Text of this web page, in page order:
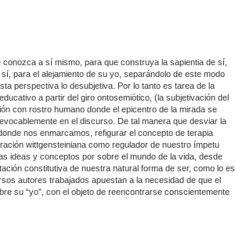
a sí mismo, para que construya la sapientia de sí,
para el alejamiento de su yo, separándolo de este modo
perspectiva lo desubjetiva. Por lo tanto es tarea de la
a partir del giro ontosemiótico, (la subjetivación del
con rostro humano donde el epicentro de la mirada se
en el discurso. De tal manera que desviar la
nos enmarcamos, refigurar el concepto de terapia
wittgensteiniana como regulador de nuestro ímpetu
ideas y conceptos por sobre el mundo de la vida, desde
constitutiva de nuestra natural forma de ser, como lo es
autores trabajados apuestan a la necesidad de que el
su “yo”, con el objeto de reencontrarse conscientemente